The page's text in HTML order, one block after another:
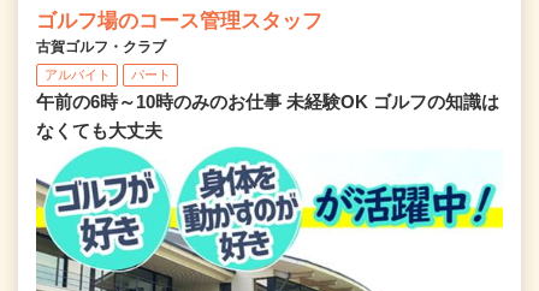
ゴルフ場のコース管理スタッフ
古賀ゴルフ・クラブ
アルバイト パート
午前の6時～10時のみのお仕事 未経験OK ゴルフの知識は
なくても大丈夫